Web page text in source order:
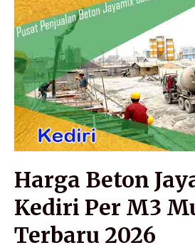
Harga Beton
Kediri Per M3
Terbaru 2026